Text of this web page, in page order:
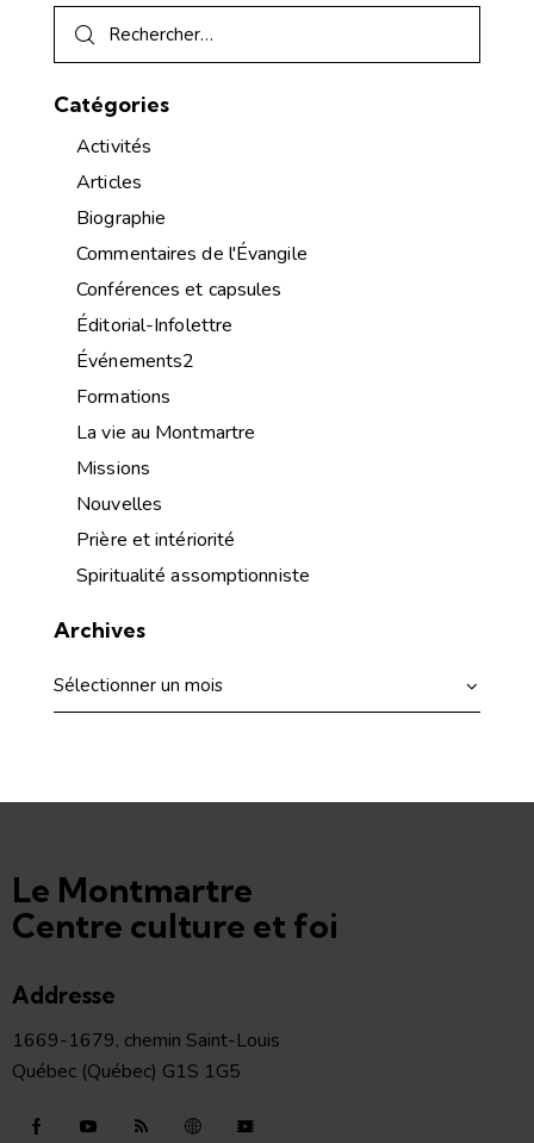
Catégories
Activités
Articles
Biographie
Commentaires de l'Évangile
Conférences et capsules
Éditorial-Infolettre
Événements2
Formations
La vie au Montmartre
Missions
Nouvelles
Prière et intériorité
Spiritualité assomptionniste
Archives
Le Montmartre
Centre culture et foi
Addresse
1669-1679, chemin Saint-Louis
Québec (Québec) G1S 1G5